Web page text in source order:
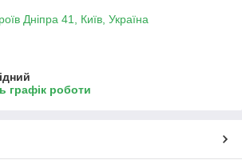
Дніпра 41, Київ, Україна
графік роботи